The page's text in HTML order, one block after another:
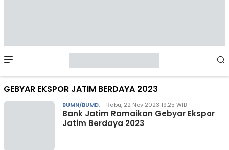
Menu
GEBYAR EKSPOR JATIM BERDAYA 2023
BUMN/BUMD, Rabu, 22 Nov 2023 19:25 WIB
Bank Jatim Ramaikan Gebyar Ekspor
Jatim Berdaya 2023